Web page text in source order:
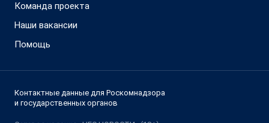
Команда проекта
Наши вакансии
Помощь
Контактные данные для Роскомнадзора
и государственных органов